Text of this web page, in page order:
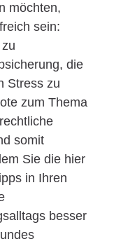
möchten,
sein:
die
Stress zu
zum Thema
somit
Sie die hier
in Ihren
besser